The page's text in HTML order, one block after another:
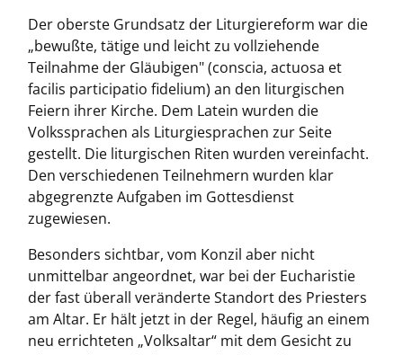
Der oberste Grundsatz der Liturgiereform war die
„bewußte, tätige und leicht zu vollziehende
Teilnahme der Gläubigen" (conscia, actuosa et
facilis participatio fidelium) an den liturgischen
Feiern ihrer Kirche. Dem Latein wurden die
Volkssprachen als Liturgiesprachen zur Seite
gestellt. Die liturgischen Riten wurden vereinfacht.
Den verschiedenen Teilnehmern wurden klar
abgegrenzte Aufgaben im Gottesdienst
zugewiesen.
Besonders sichtbar, vom Konzil aber nicht
unmittelbar angeordnet, war bei der Eucharistie
der fast überall veränderte Standort des Priesters
am Altar. Er hält jetzt in der Regel, häufig an einem
neu errichteten „Volksaltar“ mit dem Gesicht zu